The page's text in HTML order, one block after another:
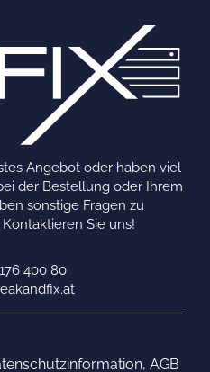
Angebot oder haben viel
der Bestellung oder Ihrem
sonstige Fragen zu
Sie uns!
400 80
, AGB